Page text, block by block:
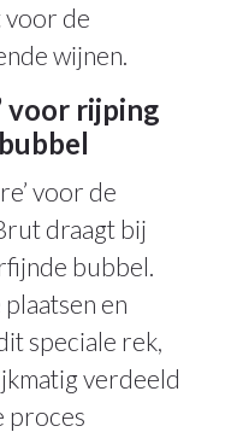
voor de
wijnen.
voor rijping
voor de
draagt bij
bubbel.
en
speciale rek,
verdeeld
proces